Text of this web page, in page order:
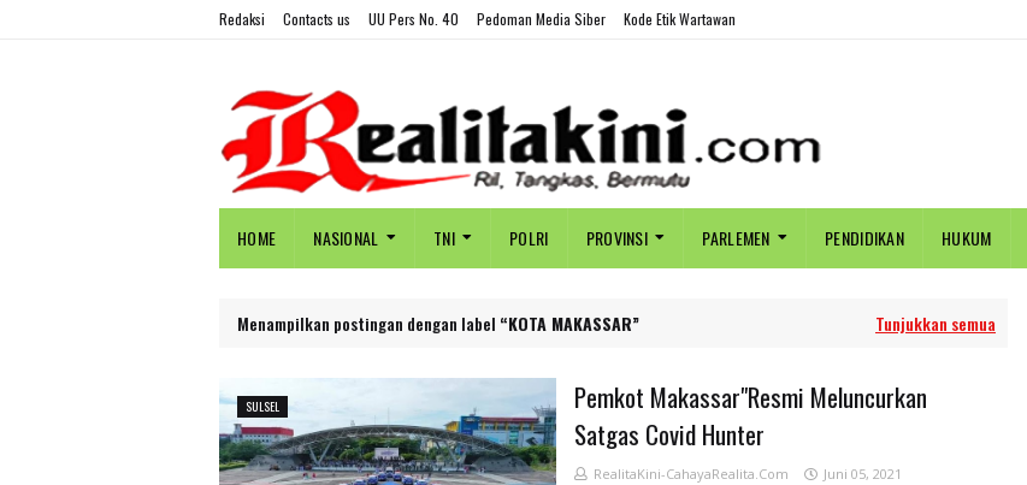
Redaksi Contacts us UU Pers No. 40 Pedoman Media Siber Kode Etik Wartawan
HOME NASIONAL TNI POLRI PROVINSI PARLEMEN PENDIDIKAN HUKUM
Menampilkan postingan dengan label KOTA MAKASSAR Tunjukkan semua
SULSEL
Pemkot Makassar"Resmi Meluncurkan
Satgas Covid Hunter
RealitaKini-CahayaRealita.Com Juni 05, 2021